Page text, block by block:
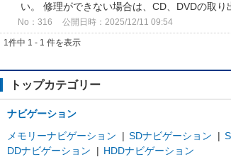
い。 修理ができない場合は、CD、DVDの取
No：316 公開日時：2025/12/11 09:54
1件中 1 - 1 件を表示
トップカテゴリー
ナビゲーション
メモリーナビゲーション
| SDナビゲーション | S
DDナビゲーション
| HDDナビゲーション